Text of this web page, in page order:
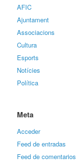
AFIC
Ajuntament
Associacions
Cultura
Esports
Notícies
Política
Meta
Acceder
Feed de entradas
Feed de comentarios